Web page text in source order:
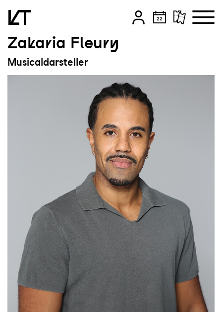
Zum Hauptinhalt springen
Zum Footer springen
Zakaria Fleury
Musicaldarsteller